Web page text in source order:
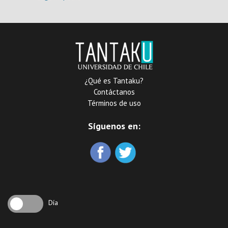
¿Qué es Tantaku?
Contáctanos
Términos de uso
Síguenos en:
Día